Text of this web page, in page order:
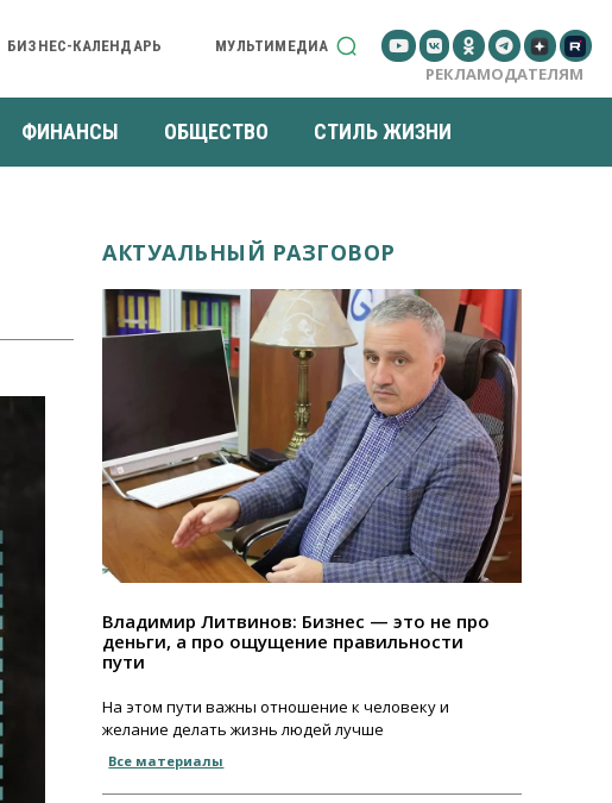
БИЗНЕС-КАЛЕНДАРЬ МУЛЬТИМЕДИА
РЕКЛАМОДАТЕЛЯМ
ФИНАНСЫ ОБЩЕСТВО СТИЛЬ ЖИЗНИ
АКТУАЛЬНЫЙ РАЗГОВОР
Владимир Литвинов: Бизнес — это не про
деньги, а про ощущение правильности
пути
На этом пути важны отношение к человеку и
желание делать жизнь людей лучше
Все материалы